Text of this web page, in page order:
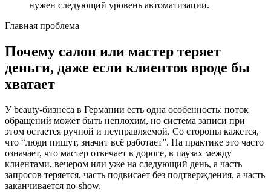
нужен следующий уровень автоматизации.
Главная проблема
Почему салон или мастер теряет
деньги, даже если клиентов вроде бы
хватает
У beauty-бизнеса в Германии есть одна особенность: поток
обращений может быть неплохим, но система записи при
этом остается ручной и неуправляемой. Со стороны кажется,
что “люди пишут, значит всё работает”. На практике это часто
означает, что мастер отвечает в дороге, в паузах между
клиентами, вечером или уже на следующий день, а часть
запросов теряется, часть подвисает без подтверждения, а часть
заканчивается no-show.